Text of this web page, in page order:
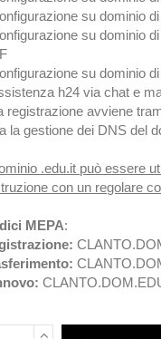
su dominio
su dominio
su dominio
h24 via chat e
registrazione avviene
la gestione dei DNS del
.edu.it può essere
con un regolare
MEPA: